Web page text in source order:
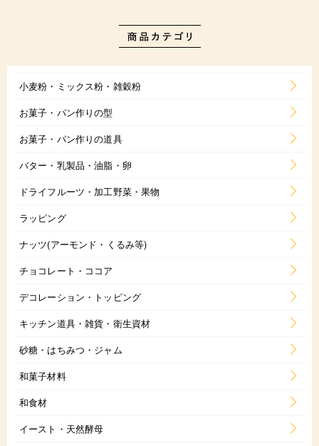
小麦粉・ミックス粉・雑穀粉
お菓子・パン作りの型
お菓子・パン作りの道具
バター・乳製品・油脂・卵
ドライフルーツ・加工野菜・果物
ラッピング
ナッツ(アーモンド・くるみ等)
チョコレート・ココア
デコレーション・トッピング
キッチン道具・雑貨・衛生資材
砂糖・はちみつ・ジャム
和菓子材料
和食材
イースト・天然酵母